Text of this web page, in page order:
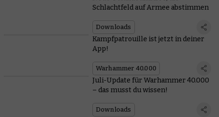
Schlachtfeld auf Armee abstimmen
Downloads
Kampfpatrouille ist jetzt in deiner
App!
Warhammer 40.000
Juli-Update für Warhammer 40.000
– das musst du wissen!
Downloads